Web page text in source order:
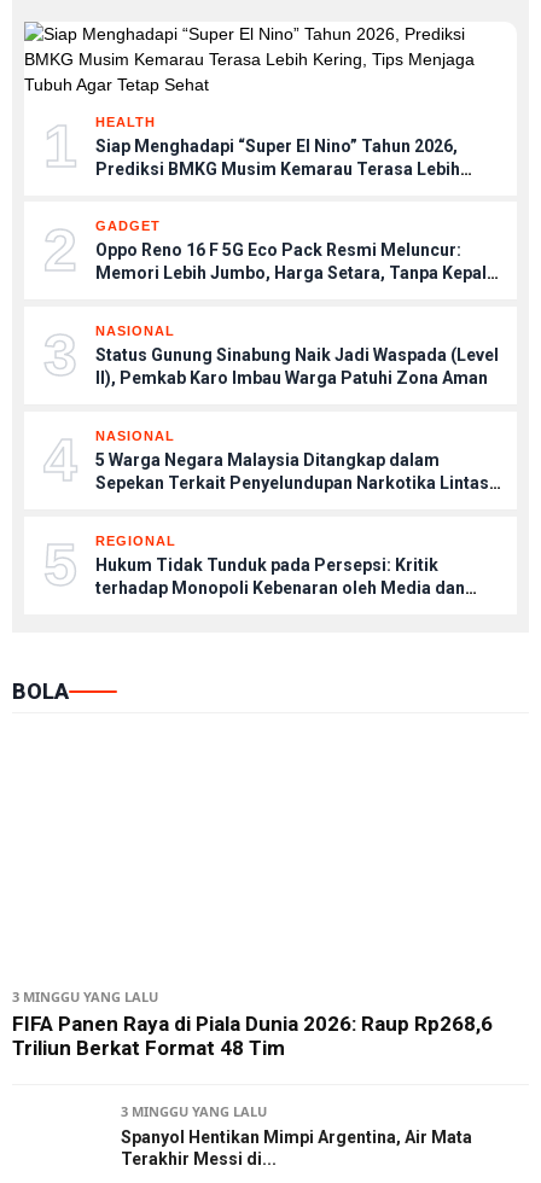
1 HEALTH
Siap Menghadapi “Super El Nino” Tahun 2026,
Prediksi BMKG Musim Kemarau Terasa Lebih
2 GADGET
Oppo Reno 16 F 5G Eco Pack Resmi Meluncur:
Memori Lebih Jumbo, Harga Setara, Tanpa Kepala
3 NASIONAL
Status Gunung Sinabung Naik Jadi Waspada (Level
II), Pemkab Karo Imbau Warga Patuhi Zona Aman
4 NASIONAL
5 Warga Negara Malaysia Ditangkap dalam
Sepekan Terkait Penyelundupan Narkotika Lintas
5 REGIONAL
Hukum Tidak Tunduk pada Persepsi: Kritik
terhadap Monopoli Kebenaran oleh Media dan
BOLA
3 MINGGU YANG LALU
FIFA Panen Raya di Piala Dunia 2026: Raup Rp268,6
Triliun Berkat Format 48 Tim
3 MINGGU YANG LALU
Spanyol Hentikan Mimpi Argentina, Air Mata
Terakhir Messi di...